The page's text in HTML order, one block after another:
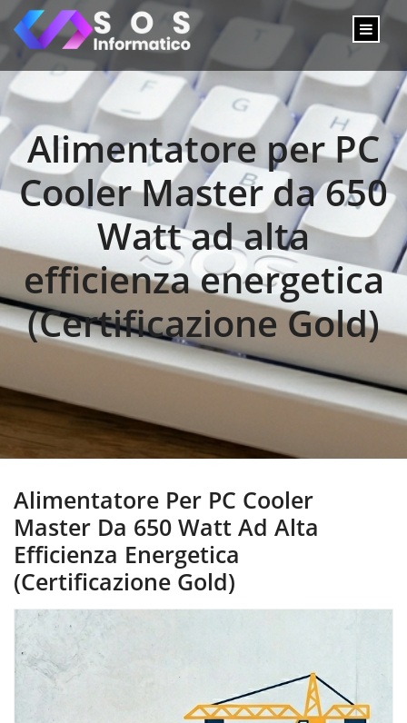
Alimentatore per PC
Cooler Master da 650
Watt ad alta
efficienza energetica
(Certificazione Gold)
Alimentatore Per PC Cooler
Master Da 650 Watt Ad Alta
Efficienza Energetica
(Certificazione Gold)